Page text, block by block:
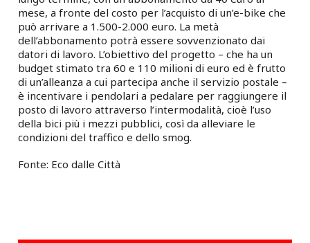
mese, a fronte del costo per l’acquisto di un’e-bike che
può arrivare a 1.500-2.000 euro. La metà
dell’abbonamento potrà essere sovvenzionato dai
datori di lavoro. L’obiettivo del progetto – che ha un
budget stimato tra 60 e 110 milioni di euro ed è frutto
di un’alleanza a cui partecipa anche il servizio postale –
è incentivare i pendolari a pedalare per raggiungere il
posto di lavoro attraverso l’intermodalità, cioè l’uso
della bici più i mezzi pubblici, così da alleviare le
condizioni del traffico e dello smog.
Fonte: Eco dalle Città